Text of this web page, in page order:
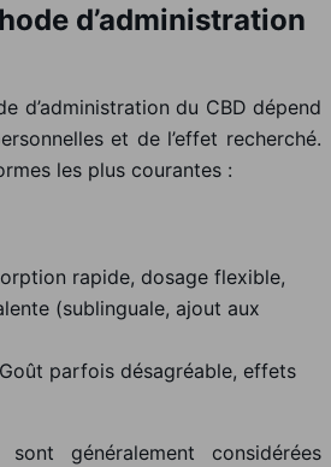
d’administration
d’administration du CBD dépend
et de l’effet recherché.
les plus courantes :
rapide, dosage flexible,
(sublinguale, ajout aux
Goût parfois désagréable, effets
généralement considérées